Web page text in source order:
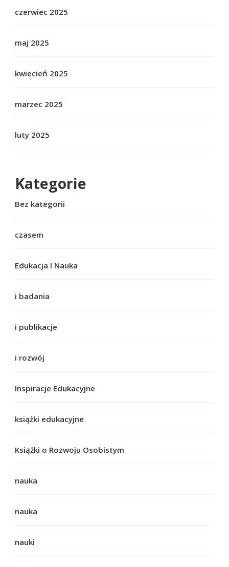
czerwiec 2025
maj 2025
kwiecień 2025
marzec 2025
luty 2025
Kategorie
Bez kategorii
czasem
Edukacja I Nauka
i badania
i publikacje
i rozwój
Inspiracje Edukacyjne
książki edukacyjne
Książki o Rozwoju Osobistym
nauka
nauka
nauki